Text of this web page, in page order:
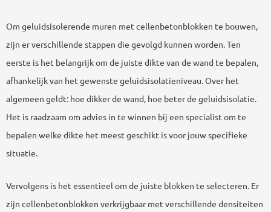
Om geluidsisolerende muren met cellenbetonblokken te bouwen,
zijn er verschillende stappen die gevolgd kunnen worden. Ten
eerste is het belangrijk om de juiste dikte van de wand te bepalen,
afhankelijk van het gewenste geluidsisolatieniveau. Over het
algemeen geldt: hoe dikker de wand, hoe beter de geluidsisolatie.
Het is raadzaam om advies in te winnen bij een specialist om te
bepalen welke dikte het meest geschikt is voor jouw specifieke
situatie.
Vervolgens is het essentieel om de juiste blokken te selecteren. Er
zijn cellenbetonblokken verkrijgbaar met verschillende densiteiten